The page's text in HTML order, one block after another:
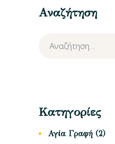
Αναζήτηση
Αναζήτηση
για:
Κατηγορίες
Αγία Γραφή (2)